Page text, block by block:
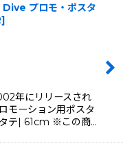
プロモ・ポスタ
]
年にリリースされ
モーション用ポスタ
テ| 61cm ※この商…